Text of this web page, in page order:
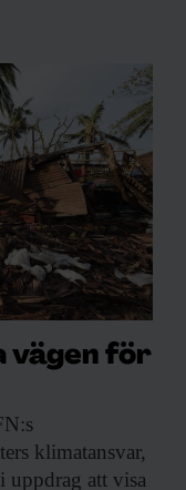
vägen för
klimatansvar,
uppdrag att visa